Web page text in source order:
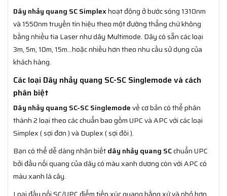
Dây nhảy quang SC Simplexhoạt động ở bước sóng 1310nm
và 1550nm truyền tín hiệu theo một đường thẳng chứ không
bằng nhiều tia Laser như dây Multimode. Dây có sẵn các loại
3m, 5m, 10m, 15m…hoặc nhiều hơn theo nhu cầu sử dụng của
khách hàng.
Các loại Dây nhảy quang SC-SC Singlemode và cách
phân biệt
Dây nhảy quang SC-SC Singlemodevề cơ bản có thể phân
thành 2 loại theo các chuẩn bao gồm UPC và APC với các loại
Simplex ( sợi đơn ) và Duplex ( sợi đôi ).
Bạn có thể dễ dàng nhận biếtdây nhảy quang SCchuẩn UPC
bởi đầu nối quang của dây có màu xanh dương còn với APC có
màu xanh lá cây.